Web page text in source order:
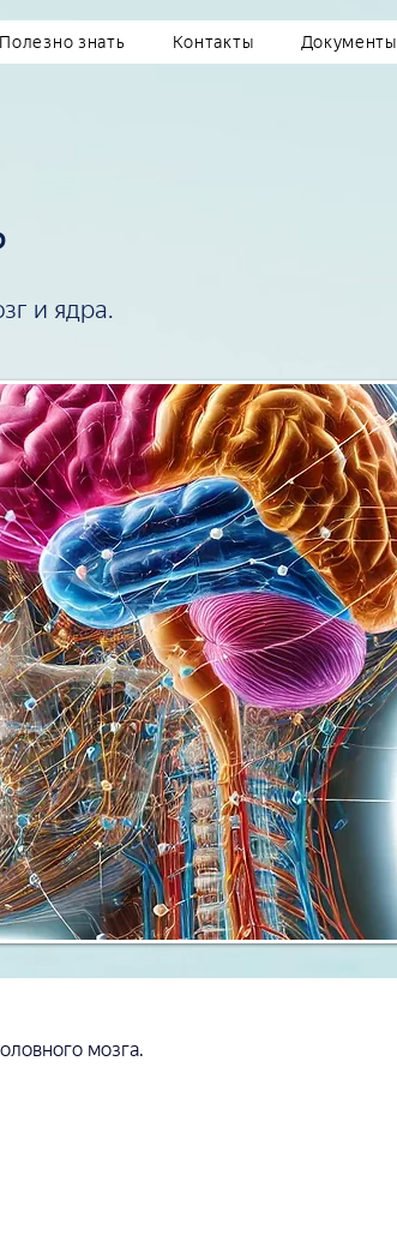
Полезно знать Контакты Документы
и ядра.
мозга.